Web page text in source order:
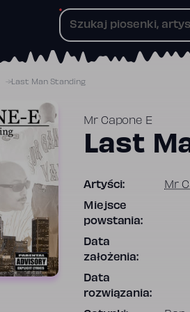
Last Man Standing
Mr Capone E
Last
Artyści: Mr
Miejsce
powstania:
Data
założenia:
Data
rozwiązania: